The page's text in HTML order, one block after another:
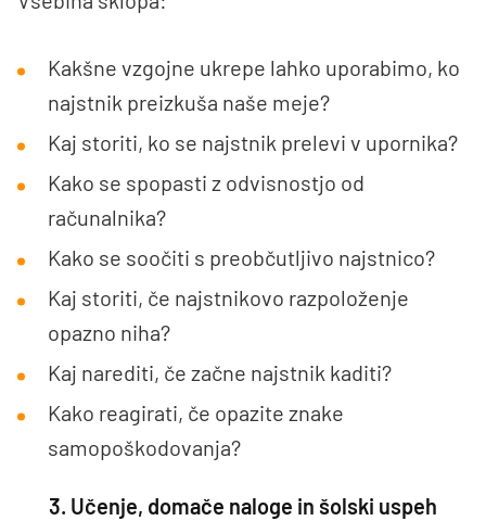
Kakšne vzgojne ukrepe lahko uporabimo, ko
najstnik preizkuša naše meje?
Kaj storiti, ko se najstnik prelevi v upornika?
Kako se spopasti z odvisnostjo od
računalnika?
Kako se soočiti s preobčutljivo najstnico?
Kaj storiti, če najstnikovo razpoloženje
opazno niha?
Kaj narediti, če začne najstnik kaditi?
Kako reagirati, če opazite znake
samopoškodovanja?
3. Učenje, domače naloge in šolski uspeh